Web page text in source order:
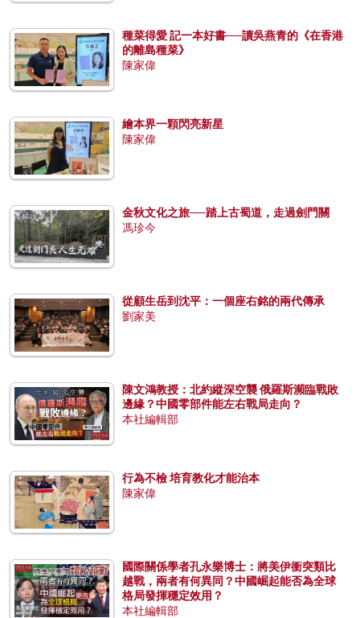
種菜得愛 記一本好書──讀吳燕青的《在香港
的離島種菜》
陳家偉
繪本界一顆閃亮新星
陳家偉
金秋文化之旅──踏上古蜀道，走過劍門關
馮珍今
從顧生岳到沈平：一個座右銘的兩代傳承
劉家美
陳文鴻教授：北約縱深空襲 俄羅斯瀕臨戰敗
邊緣？中國零部件能左右戰局走向？
本社編輯部
行為不檢 培育教化才能治本
陳家偉
國際關係學者孔永樂博士：將美伊衝突類比
越戰，兩者有何異同？中國崛起能否為全球
格局發揮穩定效用？
本社編輯部